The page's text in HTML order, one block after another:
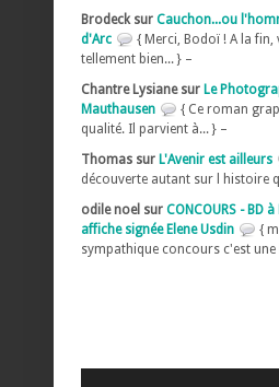
Brodeck sur Cauchon...ou
d'Arc
{ Merci, Bodoï ! A la fin,
tellement bien... } –
Chantre Lysiane sur Le
Mauthausen
{ Ce roman
qualité. Il parvient à... } –
Thomas sur L'Avenir est ailleurs
découverte autant sur l histoire
odile noel sur CONCOURS - BD
affiche signée Elene Usdin
{
sympathique concours c'est une